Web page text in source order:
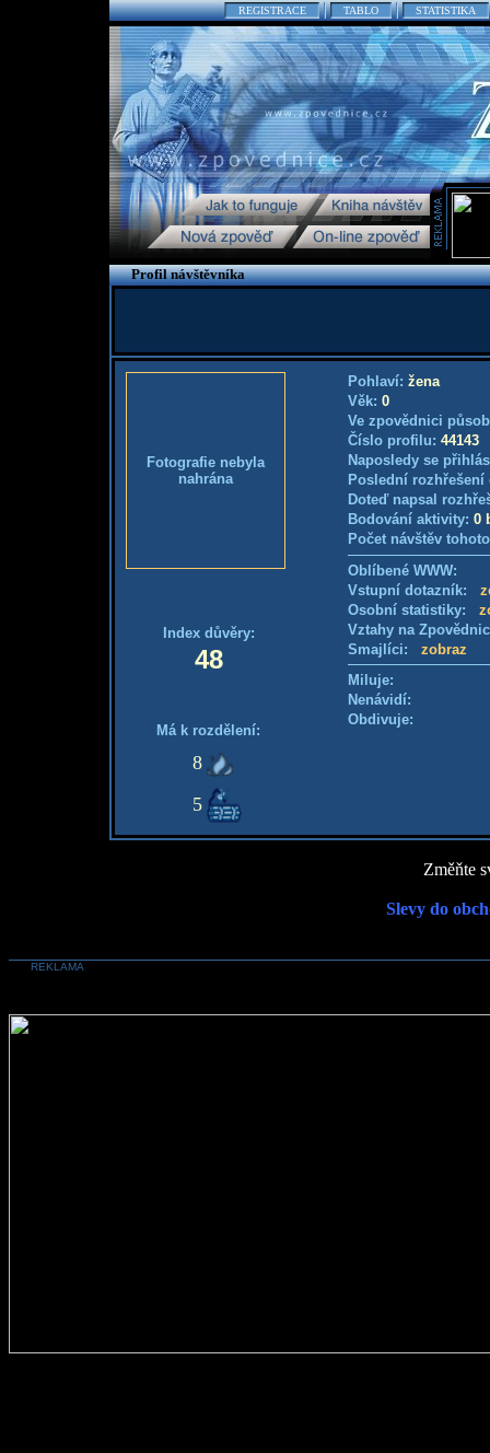
REGISTRACE TABLO STATISTIKA
Profil návštěvníka
Fotografie nebyla
nahrána
Index důvěry:
48
Má k rozdělení:
8
5
Pohlaví: žena
Věk: 0
Ve zpovědnici
Číslo profilu: 44143
Naposledy se
Poslední
Doteď napsal
Bodování aktivity: 0
Počet návštěv
Oblíbené WWW:
Vstupní dotazník:
Osobní statistiky:
Vztahy na
Smajlíci: zobraz
Miluje:
Nenávidí:
Obdivuje:
Změňte
Slevy do
REKLAMA